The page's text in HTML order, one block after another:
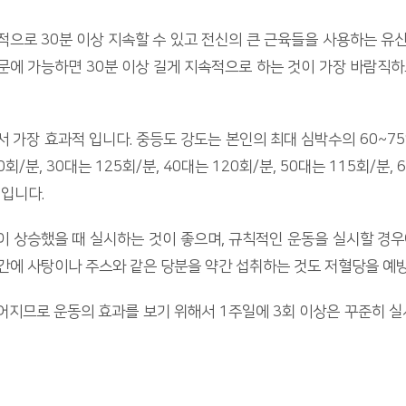
로 30분 이상 지속할 수 있고 전신의 큰 근육들을 사용하는 유
가능하면 30분 이상 길게 지속적으로 하는 것이 가장 바람직
가장 효과적 입니다. 중등도 강도는 본인의 최대 심박수의
회/분, 30대는 125회/분, 40대는 120회/분, 50대는 115회/분,
니다.
승했을 때 실시하는 것이 좋으며, 규칙적인 운동을 실시할 경
사탕이나 주스와 같은 당분을 약간 섭취하는 것도 저혈당을 예
므로 운동의 효과를 보기 위해서 1주일에 3회 이상은 꾸준히